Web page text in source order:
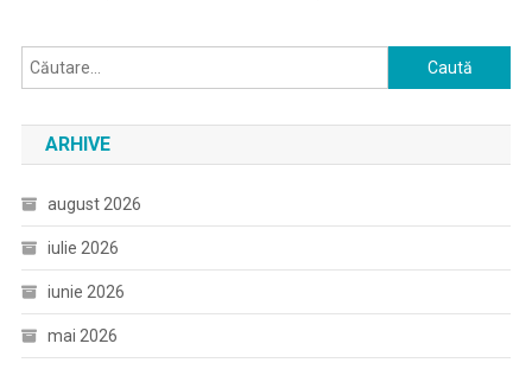
Caută
după:
ARHIVE
august 2026
iulie 2026
iunie 2026
mai 2026